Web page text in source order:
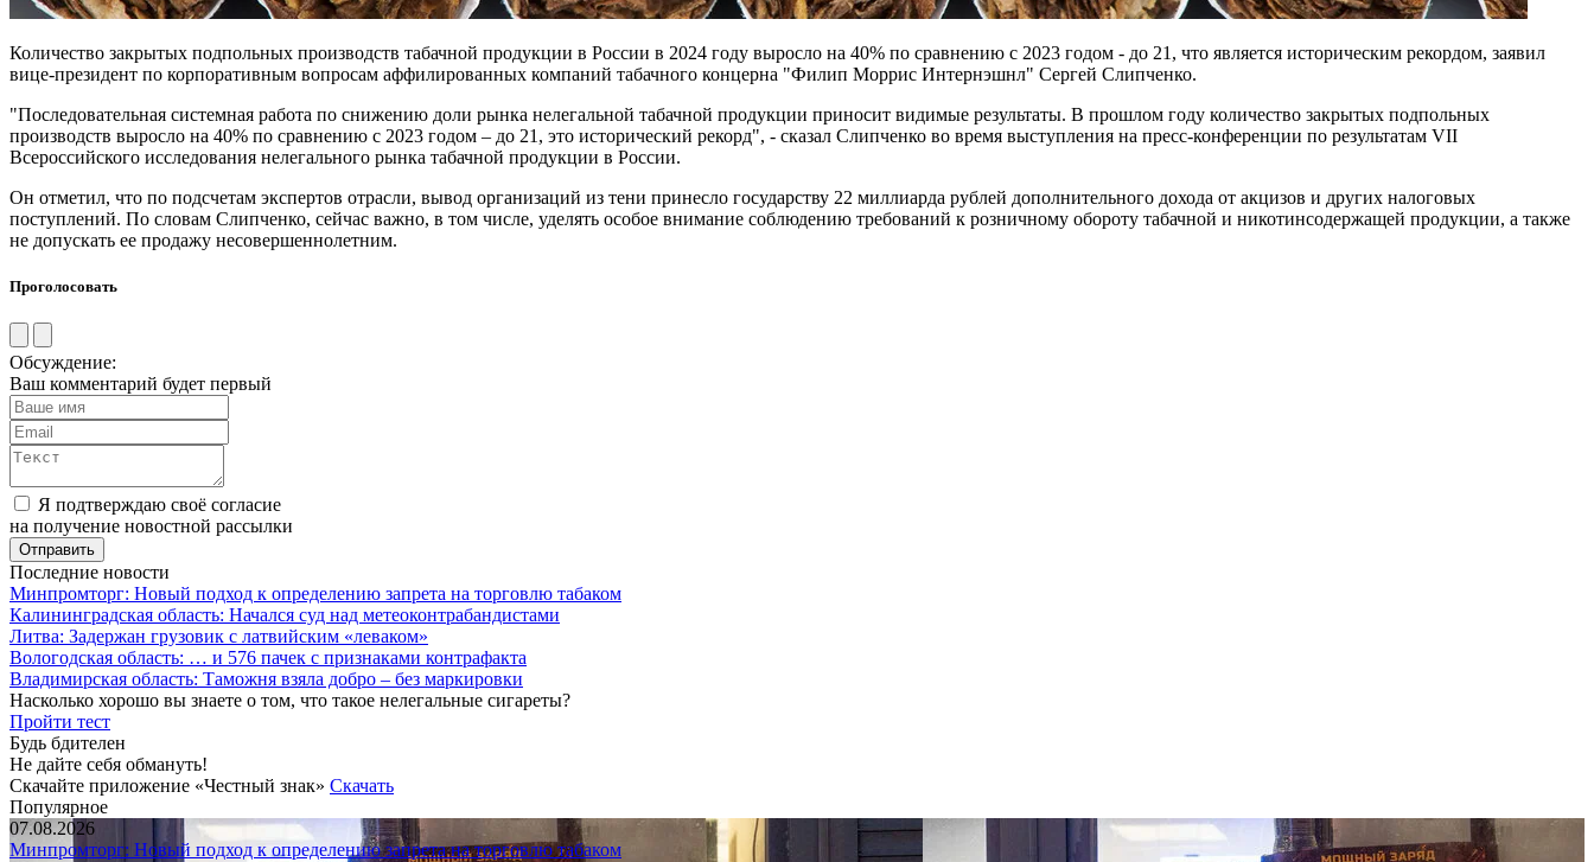
Количество закрытых подпольных производств табачной продукции в России в 2024 году выросло на 40% по сравнению с 2023 годом - до 21, что является историческим рекордом, заявил
вице-президент по корпоративным вопросам аффилированных компаний табачного концерна "Филип Моррис Интернэшнл" Сергей Слипченко.
"Последовательная системная работа по снижению доли рынка нелегальной табачной продукции приносит видимые результаты. В прошлом году количество закрытых подпольных
производств выросло на 40% по сравнению с 2023 годом – до 21, это исторический рекорд", - сказал Слипченко во время выступления на пресс-конференции по результатам VII
Всероссийского исследования нелегального рынка табачной продукции в России.
Он отметил, что по подсчетам экспертов отрасли, вывод организаций из тени принесло государству 22 миллиарда рублей дополнительного дохода от акцизов и других налоговых
поступлений. По словам Слипченко, сейчас важно, в том числе, уделять особое внимание соблюдению требований к розничному обороту табачной и никотинсодержащей продукции, а также
не допускать ее продажу несовершеннолетним.
Проголосовать
Обсуждение:
Ваш комментарий будет первый
Я подтверждаю своё согласие
на получение новостной рассылки
Последние новости
Минпромторг: Новый подход к определению запрета на торговлю табаком
Калининградская область: Начался суд над метеоконтрабандистами
Литва: Задержан грузовик с латвийским «леваком»
Вологодская область: … и 576 пачек с признаками контрафакта
Владимирская область: Таможня взяла добро – без маркировки
Насколько хорошо вы знаете о том, что такое нелегальные сигареты?
Пройти тест
Будь бдителен
Не дайте себя обмануть!
Скачайте приложение «Честный знак» Скачать
Популярное
07.08.2026
Минпромторг: Новый подход к определению запрета на торговлю табаком